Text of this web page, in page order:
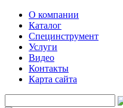
О компании
Каталог
Специнструмент
Услуги
Видео
Контакты
Карта сайта